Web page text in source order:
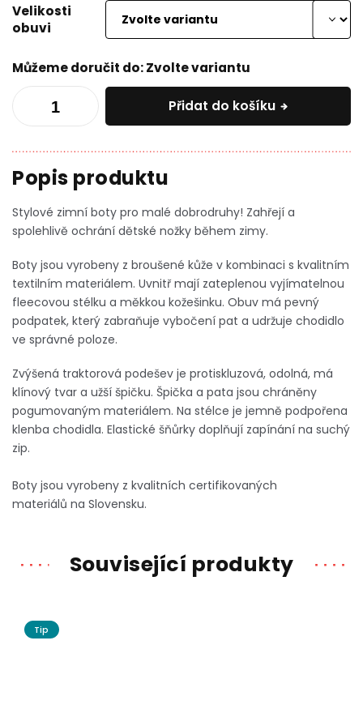
Velikosti
obuvi
Můžeme doručit do:Zvolte variantu
Přidat do košíku
Stylové zimní boty pro malé dobrodruhy! Zahřejí a
spolehlivě ochrání dětské nožky během zimy.
Boty jsou vyrobeny z broušené kůže v kombinaci s kvalitním
textilním materiálem. Uvnitř mají zateplenou vyjímatelnou
fleecovou stélku a měkkou kožešinku. Obuv má pevný
podpatek, který zabraňuje vybočení pat a udržuje chodidlo
ve správné poloze.
Zvýšená traktorová podešev je protiskluzová, odolná, má
klínový tvar a užší špičku. Špička a pata jsou chráněny
pogumovaným materiálem. Na stélce je jemně podpořena
klenba chodidla. Elastické šňůrky doplňují zapínání na suchý
zip.
Boty jsou vyrobeny z kvalitních certifikovaných
materiálů na Slovensku.
Související produkty
Tip